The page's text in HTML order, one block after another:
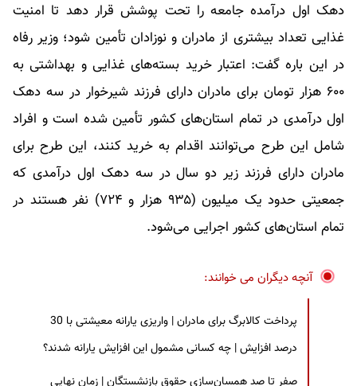
دهک اول درآمده جامعه را تحت پوشش قرار دهد تا امنیت
غذایی تعداد بیشتری از مادران و نوزادان تأمین شود؛ وزیر رفاه
در این باره گفت: اعتبار خرید بسته‌های غذایی و بهداشتی به
۶۰۰ هزار تومان برای مادران دارای فرزند شیرخوار در سه دهک
اول درآمدی در تمام استان‌های کشور تأمین شده است و افراد
شامل این طرح می‌توانند اقدام به خرید کنند، این طرح برای
مادران دارای فرزند زیر دو سال در سه دهک اول درآمدی که
جمعیتی حدود یک میلیون (۹۳۵ هزار و ۷۲۴) نفر هستند در
تمام استان‌های کشور اجرایی می‌شود.
آنچه دیگران می خوانند:
پرداخت کالابرگ برای مادران | واریزی یارانه معیشتی با 30
درصد افزایش | چه کسانی مشمول این افزایش یارانه شدند؟
صفر تا صد همسان‌سازی حقوق بازنشستگان | زمان نهایی